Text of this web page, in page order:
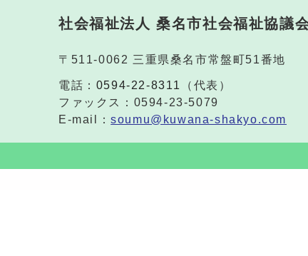
社会福祉法人 桑名市社会福祉協議
〒511-0062 三重県桑名市常盤町51番地
電話： 0594-22-8311
（代表）
ファックス：0594-23-5079
E-mail：soumu@kuwana-shakyo.com